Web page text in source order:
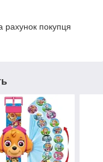
рахунок покупця